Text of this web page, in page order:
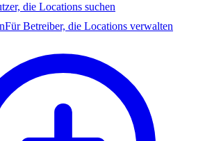
die Locations suchen
Für Betreiber, die Locations verwalten